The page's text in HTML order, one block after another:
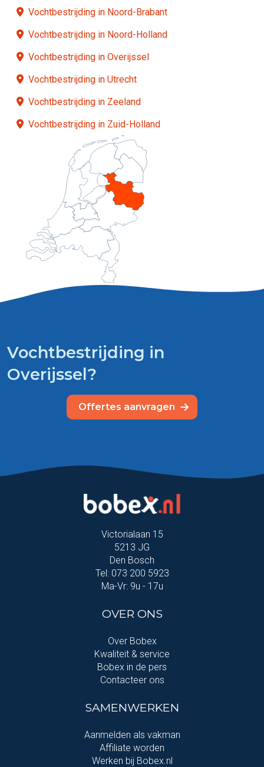
Vochtbestrijding in Noord-Brabant
Vochtbestrijding in Noord-Holland
Vochtbestrijding in Overijssel
Vochtbestrijding in Utrecht
Vochtbestrijding in Zeeland
Vochtbestrijding in Zuid-Holland
Vochtbestrijding in
Overijssel?
Offertes aanvragen
Victorialaan 15
5213 JG
Den Bosch
Tel: 073 200 5923
Ma-Vr: 9u - 17u
OVER ONS
Over Bobex
Kwaliteit & service
Bobex in de pers
Contacteer ons
SAMENWERKEN
Aanmelden als vakman
Affiliate worden
Werken bij Bobex.nl